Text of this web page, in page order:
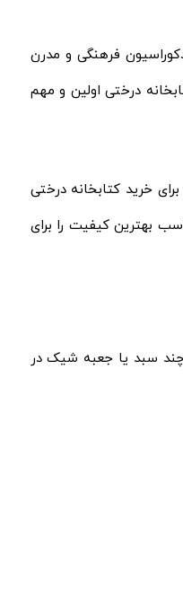
فرهنگی و مدرن
درختی اولین و مهم
خرید کتابخانه درختی
بهترین کیفیت را برای
چند سبد یا جعبه شیک در